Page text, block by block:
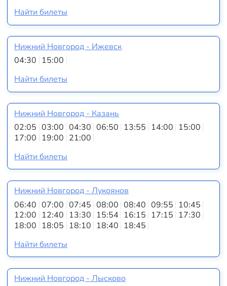
Найти билеты
Нижний Новгород - Ижевск
04:30 15:00
Найти билеты
Нижний Новгород - Казань
02:05 03:00 04:30 06:50 13:55 14:00 15:00
17:00 19:00 21:00
Найти билеты
Нижний Новгород - Лукоянов
06:40 07:00 07:45 08:00 08:40 09:55 10:45
12:00 12:40 13:30 15:54 16:15 17:15 17:30
18:00 18:05 18:10 18:40 18:45
Найти билеты
Нижний Новгород - Лысково